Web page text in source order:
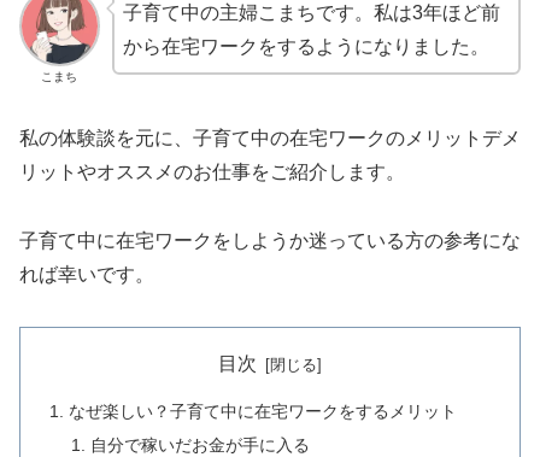
こまち
子育て中の主婦こまちです。私は3年ほど前
から在宅ワークをするようになりました。
私の体験談を元に、子育て中の在宅ワークのメリットデメ
リットやオススメのお仕事をご紹介します。
子育て中に在宅ワークをしようか迷っている方の参考にな
れば幸いです。
目次
なぜ楽しい？子育て中に在宅ワークをするメリット
自分で稼いだお金が手に入る